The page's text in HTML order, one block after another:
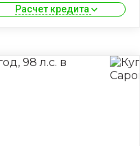
Расчет кредита